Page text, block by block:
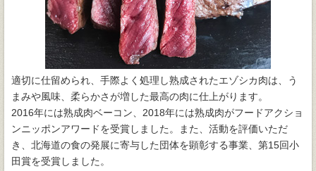
適切に仕留められ、手際よく処理し熟成されたエゾシカ肉は、う
まみや風味、柔らかさが増した最高の肉に仕上がります。
2016年には熟成肉ベーコン、2018年には熟成肉がフードアクショ
ンニッポンアワードを受賞しました。また、活動を評価いただ
き、北海道の食の発展に寄与した団体を顕彰する事業、第15回小
田賞を受賞しました。